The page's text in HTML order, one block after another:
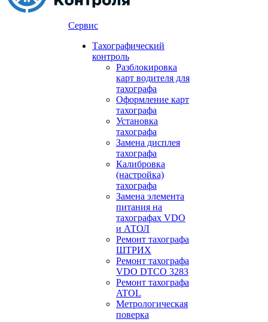
Сервис
Тахографический
контроль
Разблокировка
карт водителя для
тахографа
Оформление карт
тахографа
Установка
тахографа
Замена дисплея
тахографа
Калибровка
(настройка)
тахографа
Замена элемента
питания на
тахографах VDO
и АТОЛ
Ремонт тахографа
ШТРИХ
Ремонт тахографа
VDO DTCO 3283
Ремонт тахографа
ATOL
Метрологическая
поверка